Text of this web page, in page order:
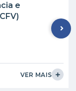
e
VER MAIS